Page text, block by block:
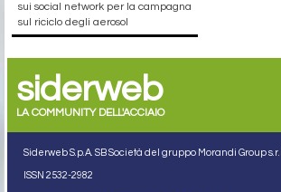
sui social network per la campagna
sul riciclo degli aerosol
siderweb
LA COMMUNITY DELL'ACCIAIO
Siderweb S.p.A. SB Società del gruppo Morandi Group s.r.l.
ISSN 2532-2982